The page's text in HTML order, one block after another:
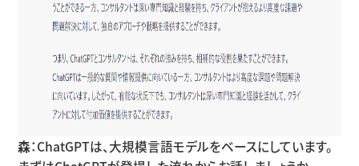
森：ChatGPTは、大規模言語モデルをベースにしています。